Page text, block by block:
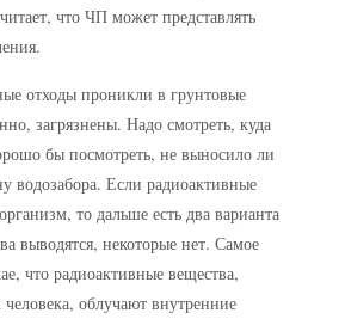
что ЧП может представлять
отходы проникли в грунтовые
загрязнены. Надо смотреть, куда
бы посмотреть, не выносило ли
водозабора. Если радиоактивные
то дальше есть два варианта
выводятся, некоторые нет. Самое
что радиоактивные вещества,
облучают внутренние